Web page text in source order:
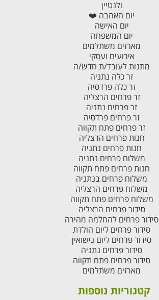
ולנטיין
יום האהבה ❤️
יום האישה
יום המשפחה
מארזים משתלמים
אירועים ועסקי
מתנות לעובד/ת חדש/ה
זר כלה נתניה
זר כלה פרדסיה
זר פרחים הרצליה
זר פרחים נתניה
זר פרחים פרדסיה
זר פרחים פתח תקווה
חנות פרחים הרצליה
חנות פרחים נתניה
משלוח פרחים נתניה
חנות פרחים פתח תקווה
משלוח פרחים בנתניה
משלוח פרחים הרצליה
משלוח פרחים פתח תקווה
סידור פרחים הרצליה
סידור פרחים להחלמה מהירה
סידור פרחים ליום הולדת
סידור פרחים ליום נישואין
סידור פרחים נתניה
סידור פרחים פתח תקווה
מארזים משתלמים
קטגוריות נוספות